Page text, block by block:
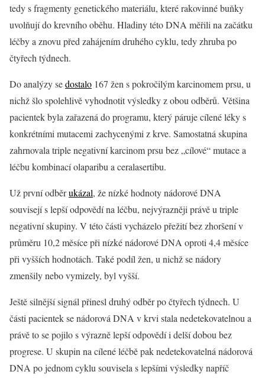
tedy s fragmenty genetického materiálu, které rakovinné buňky
uvolňují do krevního oběhu. Hladiny této DNA měřili na začátku
léčby a znovu před zahájením druhého cyklu, tedy zhruba po
čtyřech týdnech.
Do analýzy sedostalo 167 žen s pokročilým karcinomem prsu, u
nichž šlo spolehlivě vyhodnotit výsledky z obou odběrů. Většina
pacientek byla zařazená do programu, který páruje cílené léky s
konkrétními mutacemi zachycenými z krve. Samostatná skupina
zahrnovala triple negativní karcinom prsu bez „cílové“ mutace a
léčbu kombinací olaparibu a ceralasertibu.
Už první odběrukázal, že nízké hodnoty nádorové DNA
souvisejí s lepší odpovědí na léčbu, nejvýrazněji právě u triple
negativní skupiny. V této části vycházelo přežití bez zhoršení v
průměru 10,2 měsíce při nízké nádorové DNA oproti 4,4 měsíce
při vyšších hodnotách. Také podíl žen, u nichž se nádory
zmenšily nebo vymizely, byl vyšší.
Ještě silnější signál přinesl druhý odběr po čtyřech týdnech. U
části pacientek se nádorová DNA v krvi stala nedetekovatelnou a
právě to se pojilo s výrazně lepší odpovědí i delší dobou bez
progrese. U skupin na cílené léčbě pak nedetekovatelná nádorová
DNA po jednom cyklu souvisela s lepšími výsledky napříč